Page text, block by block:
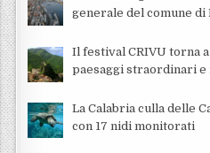
generale del comune di
Il festival CRIVU torna
paesaggi straordinari e
La Calabria culla delle
con 17 nidi monitorati